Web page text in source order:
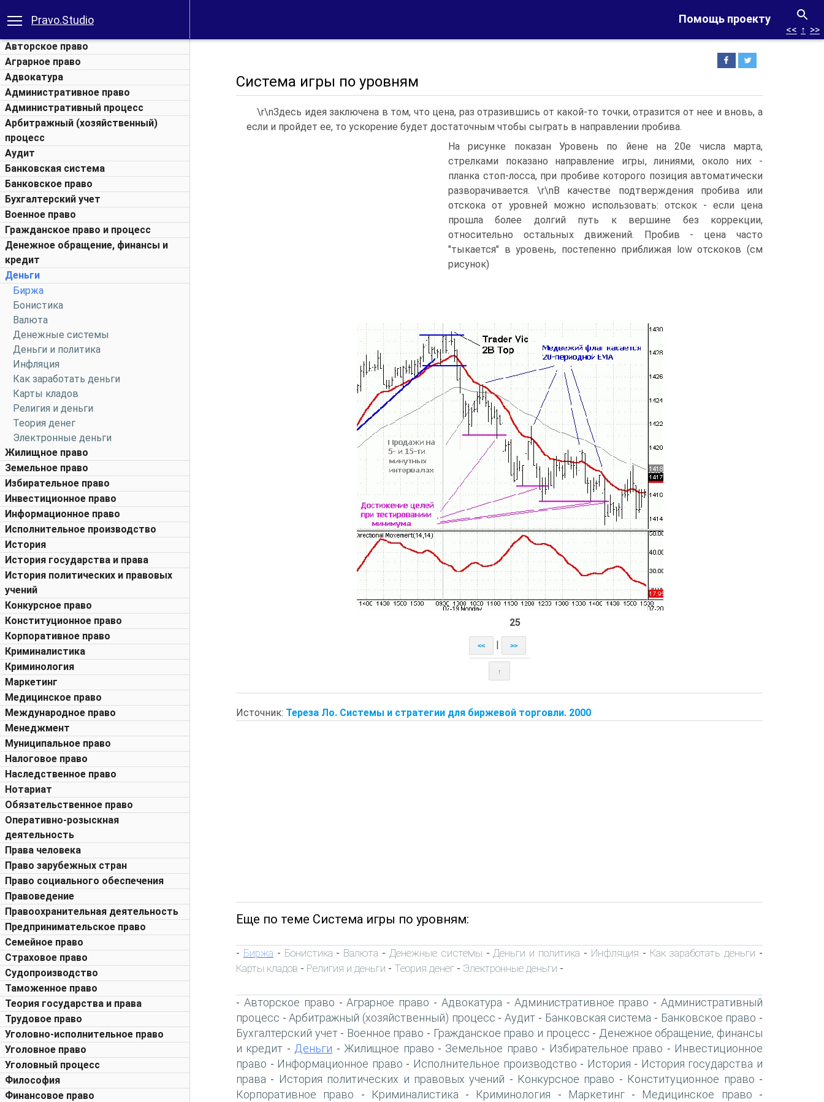
Помощь проекту
Pravo.Studio
Авторское право
Аграрное право
Адвокатура
Административное право
Административный процесс
Арбитражный (хозяйственный)
процесс
Аудит
Банковская система
Банковское право
Бухгалтерский учет
Военное право
Гражданское право и процесс
Денежное обращение, финансы и
кредит
Деньги
Биржа
Бонистика
Валюта
Денежные системы
Деньги и политика
Инфляция
Как заработать деньги
Карты кладов
Религия и деньги
Теория денег
Электронные деньги
Жилищное право
Земельное право
Избирательное право
Инвестиционное право
Информационное право
Исполнительное производство
История
История государства и права
История политических и правовых
учений
Конкурсное право
Конституционное право
Корпоративное право
Криминалистика
Криминология
Маркетинг
Медицинское право
Международное право
Менеджмент
Муниципальное право
Налоговое право
Наследственное право
Нотариат
Обязательственное право
Оперативно-розыскная
деятельность
Права человека
Право зарубежных стран
Право социального обеспечения
Правоведение
Правоохранительная деятельность
Предпринимательское право
Семейное право
Страховое право
Судопроизводство
Таможенное право
Теория государства и права
Трудовое право
Уголовно-исполнительное право
Уголовное право
Уголовный процесс
Философия
Финансовое право
<< ↑ >>
Система игры по уровням
\r\nЗдесь идея заключена в том, что цена, раз отразившись от какой-то точки, отразится от нее и вновь, а
если и пройдет ее, то ускорение будет достаточным чтобы сыграть в направлении пробива.
На рисунке показан Уровень по йене на 20е числа марта,
стрелками показано направление игры, линиями, около них -
планка стоп-лосса, при пробиве которого позиция автоматически
разворачивается. \r\nВ качестве подтверждения пробива или
отскока от уровней можно использовать: отскок - если цена
прошла более долгий путь к вершине без коррекции,
относительно остальных движений. Пробив - цена часто
"тыкается" в уровень, постепенно приближая low отскоков (см
рисунок)
25
<< >>
↑
Источник: Тереза Ло. Системы и стратегии для биржевой торговли. 2000
Еще по теме Система игры по уровням:
- Биржа - Бонистика - Валюта - Денежные системы - Деньги и политика - Инфляция - Как заработать деньги -
Карты кладов - Религия и деньги - Теория денег - Электронные деньги -
- Авторское право -Аграрное право - Адвокатура - Административное право -Административный
процесс -Арбитражный (хозяйственный) процесс -Аудит - Банковская система - Банковское право -
Бухгалтерский учет- Военное право - Гражданское право и процесс - Денежное обращение, финансы
и кредит - Деньги - Жилищное право - Земельное право - Избирательное право - Инвестиционное
право - Информационное право - Исполнительное производство - История - История государства и
права - История политических и правовых учений - Конкурсное право - Конституционное право -
Корпоративное право - Криминалистика - Криминология - Маркетинг- Медицинское право -